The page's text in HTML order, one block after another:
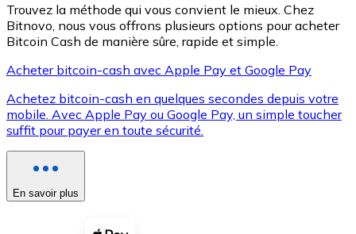
XRP
XRP
Voir toutes
Coupons crypto
Trouvez la méthode qui vous convient le mieux. Chez
Bitnovo, nous vous offrons plusieurs options pour acheter
Bitcoin Cash de manière sûre, rapide et simple.
Acheter bitcoin-cash avec Apple Pay et Google Pay
Achetez bitcoin-cash en quelques secondes depuis votre
mobile. Avec Apple Pay ou Google Pay, un simple toucher
suffit pour payer en toute sécurité.
En savoir plus